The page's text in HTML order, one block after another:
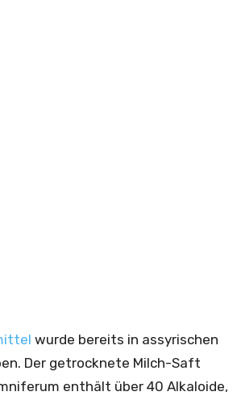
wurde bereits in assyrischen
Der getrocknete Milch-Saft
enthält über 40 Alkaloide,